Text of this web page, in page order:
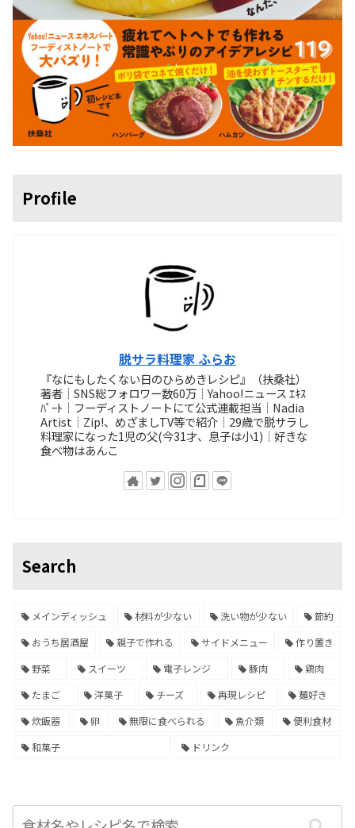
Profile
脱サラ料理家 ふらお
『なにもしたくない日のひらめきレシピ』（扶桑社）
著者┊SNS総フォロワー数60万┊Yahoo!ニュース ｴｷｽ
ﾊﾟｰﾄ┊フーディストノートにて公式連載担当┊Nadia
Artist┊Zip!、めざましTV等で紹介┊29歳で脱サラし
料理家になった1児の父(今31才、息子は小1)┊好きな
食べ物はあんこ
Search
メインディッシュ 材料が少ない 洗い物が少ない
節約
おうち居酒屋
親子で作れる サイドメニュー
作り置き
野菜
スイーツ 電子レンジ 豚肉
鶏肉
たまご
洋菓子 チーズ 再現レシピ
麺好き
炊飯器
卵 無限に食べられる 魚介類
便利食材
和菓子
ドリンク